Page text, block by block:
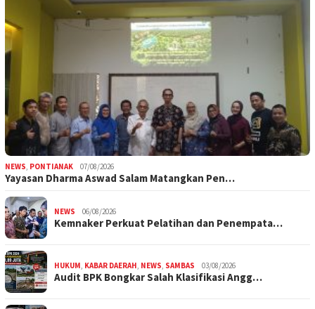
NEWS, PONTIANAK 07/08/2026
Yayasan Dharma Aswad Salam Matangkan Pen…
NEWS 06/08/2026
Kemnaker Perkuat Pelatihan dan Penempata…
HUKUM, KABAR DAERAH, NEWS, SAMBAS 03/08/2026
Audit BPK Bongkar Salah Klasifikasi Angg…